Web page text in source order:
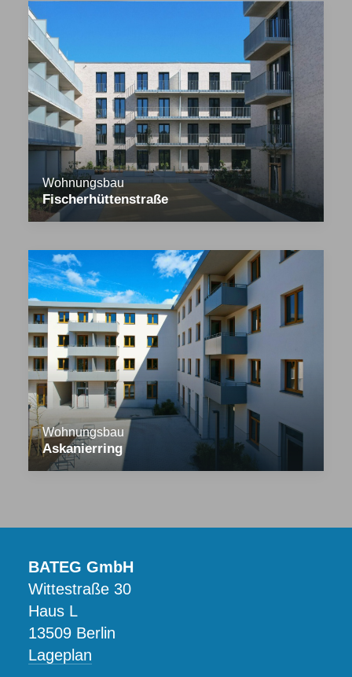
Wohnungsbau
Fischerhüttenstraße
Wohnungsbau
Askanierring
BATEG GmbH
Wittestraße 30
Haus L
13509 Berlin
Lageplan